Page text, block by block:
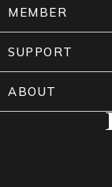
MEMBER
SUPPORT
ABOUT